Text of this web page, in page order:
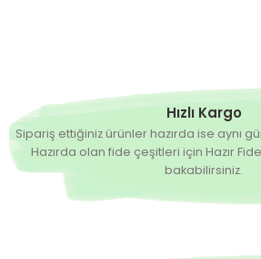
Hızlı Kargo
Sipariş ettiğiniz ürünler hazırda ise aynı
Hazırda olan fide çeşitleri için Hazır
bakabilirsiniz.